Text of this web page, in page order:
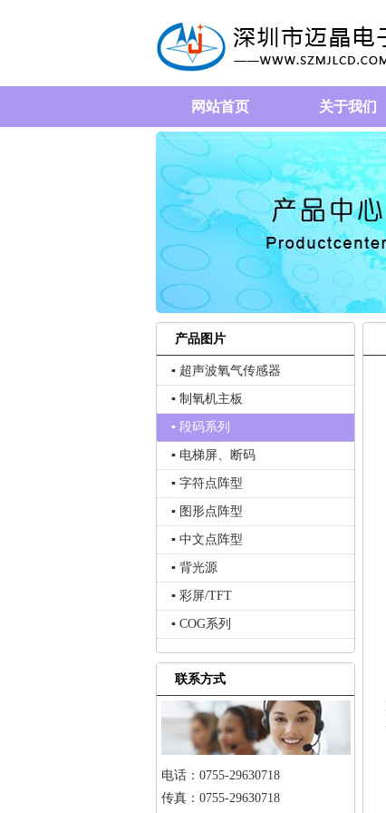
网站首页 关于我们
产品图片
▪ 超声波氧气传感器
▪ 制氧机主板
▪ 段码系列
▪ 电梯屏、断码
▪ 字符点阵型
▪ 图形点阵型
▪ 中文点阵型
▪ 背光源
▪ 彩屏/TFT
▪ COG系列
联系方式
电话：0755-29630718
传真：0755-29630718